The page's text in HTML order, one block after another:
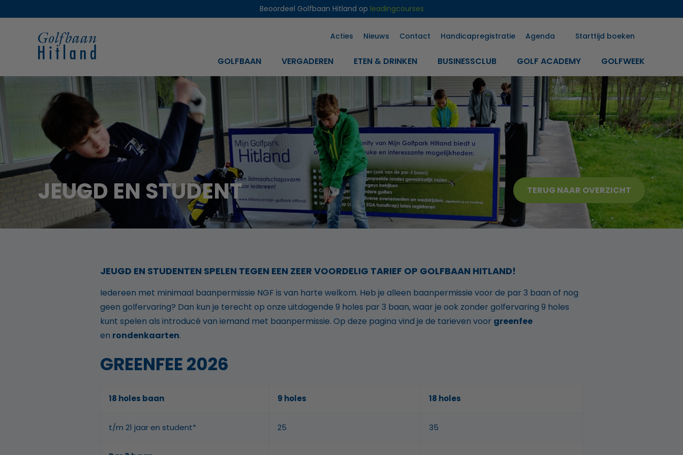
Beoordeel Golfbaan Hitland op leadingcourses
Acties Nieuws Contact Handicapregistratie Agenda Starttijd boeken
GOLFBAAN VERGADEREN ETEN & DRINKEN BUSINESSCLUB GOLF ACADEMY GOLFWEEK
JEUGD EN STUDENT TERUG NAAR OVERZICHT
JEUGD EN STUDENTEN SPELEN TEGEN EEN ZEER VOORDELIG TARIEF OP GOLFBAAN HITLAND!
Iedereen met minimaal baanpermissie NGF is van harte welkom. Heb je alleen baanpermissie voor de par 3 baan of nog
geen golfervaring? Dan kun je terecht op onze uitdagende 9 holes par 3 baan, waar je ook zonder golfervaring 9 holes
kunt spelen als introducé van iemand met baanpermissie. Op deze pagina vind je de tarieven voor greenfee
en rondenkaarten.
GREENFEE 2026
18 holes baan 9 holes 18 holes
t/m 21 jaar en student* 25 35